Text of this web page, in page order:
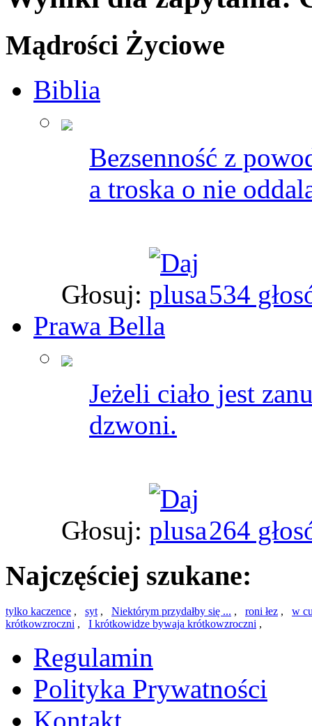
Mądrości Życiowe
Biblia
Bezsenność z
a troska o nie
Głosuj:
534
Prawa Bella
Jeżeli ciało jest
dzwoni.
Głosuj: 264
Najczęściej szukane:
tylko kaczence , syt , Niektórym przydałby się ... , roni łez , w
krótkowzroczni , I krótkowidze bywaja krótkowzroczni ,
Regulamin
Polityka Prywatności
Kontakt